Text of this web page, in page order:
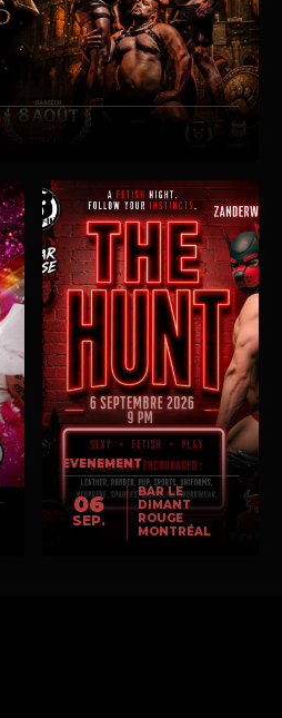
EVENEMENT
06
SEP.
BAR LE
DIMANT
ROUGE
MONTRÉAL